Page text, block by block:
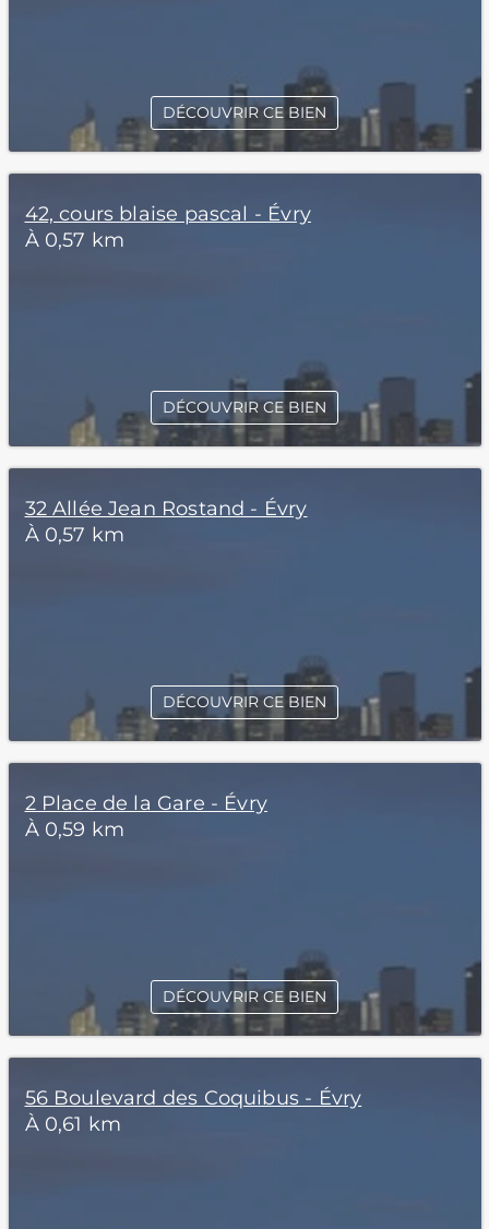
DÉCOUVRIR CE BIEN
42, cours blaise pascal - Évry
À 0,57 km
DÉCOUVRIR CE BIEN
32 Allée Jean Rostand - Évry
À 0,57 km
DÉCOUVRIR CE BIEN
2 Place de la Gare - Évry
À 0,59 km
DÉCOUVRIR CE BIEN
56 Boulevard des Coquibus - Évry
À 0,61 km